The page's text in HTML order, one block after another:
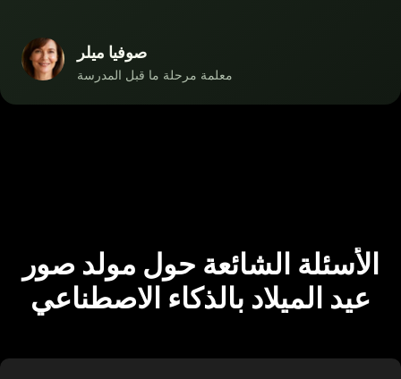
صوفيا ميلر
معلمة مرحلة ما قبل المدرسة
الأسئلة الشائعة حول مولد صور
عيد الميلاد بالذكاء الاصطناعي